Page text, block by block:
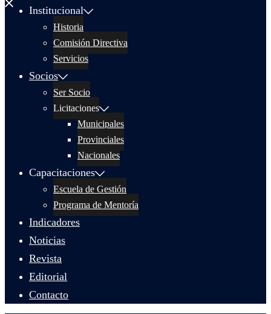
Institucional
Historia
Comisión Directiva
Servicios
Socios
Ser Socio
Licitaciones
Municipales
Provinciales
Nacionales
Capacitaciones
Escuela de Gestión
Programa de Mentoría
Indicadores
Noticias
Revista
Editorial
Contacto